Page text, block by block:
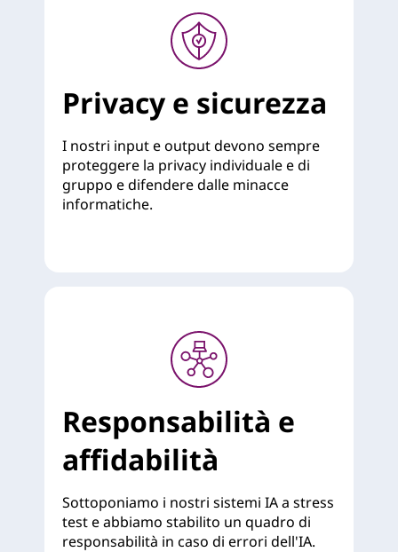
Privacy e sicurezza
I nostri input e output devono sempre
proteggere la privacy individuale e di
gruppo e difendere dalle minacce
informatiche.
Responsabilità e
affidabilità
Sottoponiamo i nostri sistemi IA a stress
test e abbiamo stabilito un quadro di
responsabilità in caso di errori dell'IA.